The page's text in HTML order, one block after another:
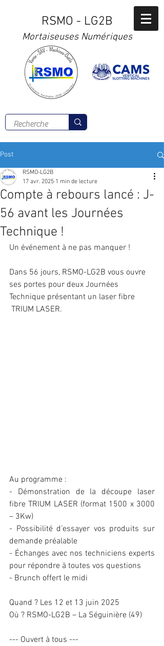
RSMO - LG2B
Mortaiseuses Numériques
Post
Compte à rebours lancé : J-
56 avant les Journées
Technique !
RSMO-LG2B
17 avr. 2025 1 min de lecture
Un événement à ne pas manquer !
Dans 56 jours, RSMO-LG2B vous ouvre
ses portes pour deux Journées
Technique présentant un laser fibre
TRIUM LASER.
Au programme :
- Démonstration de la découpe laser
fibre TRIUM LASER (format 1500 x 3000
– 3Kw)
- Possibilité d’essayer vos produits sur
demande préalable
- Échanges avec nos techniciens experts
pour répondre à toutes vos questions
- Brunch offert le midi
Quand ? Les 12 et 13 juin 2025
Où ? RSMO-LG2B – La Séguinière (49)
--- Ouvert à tous ---